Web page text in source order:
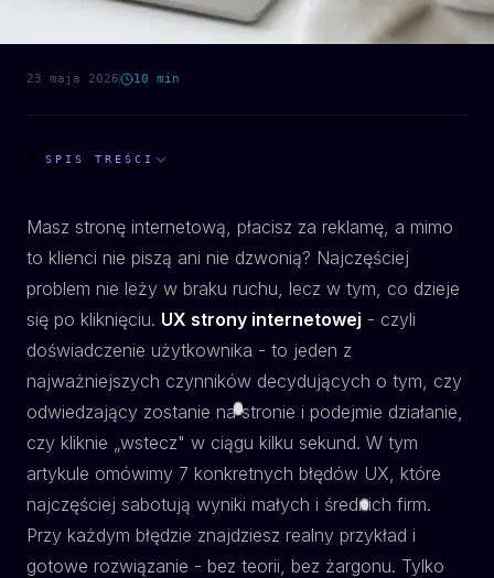
23 maja 2026 10 min
SPIS TREŚCI
Masz stronę internetową, płacisz za reklamę, a mimo
to klienci nie piszą ani nie dzwonią? Najczęściej
problem nie leży w braku ruchu, lecz w tym, co dzieje
się po kliknięciu. UX strony internetowej - czyli
doświadczenie użytkownika - to jeden z
najważniejszych czynników decydujących o tym, czy
odwiedzający zostanie na stronie i podejmie działanie,
czy kliknie „wstecz" w ciągu kilku sekund. W tym
artykule omówimy 7 konkretnych błędów UX, które
najczęściej sabotują wyniki małych i średnich firm.
Przy każdym błędzie znajdziesz realny przykład i
gotowe rozwiązanie - bez teorii, bez żargonu. Tylko